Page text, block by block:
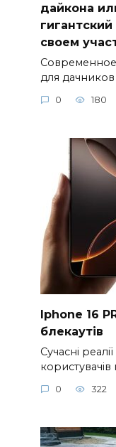
дайкона
своем
для
0 180
Iphone 16
блекаутів
Сучасні
0 322